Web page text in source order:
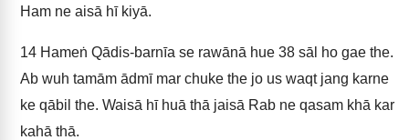
Ham ne aisā hī kiyā.
14 Hameṅ Qādis-barnīa se rawānā hue 38 sāl ho gae the.
Ab wuh tamām ādmī mar chuke the jo us waqt jang karne
ke qābil the. Waisā hī huā thā jaisā Rab ne qasam khā kar
kahā thā.